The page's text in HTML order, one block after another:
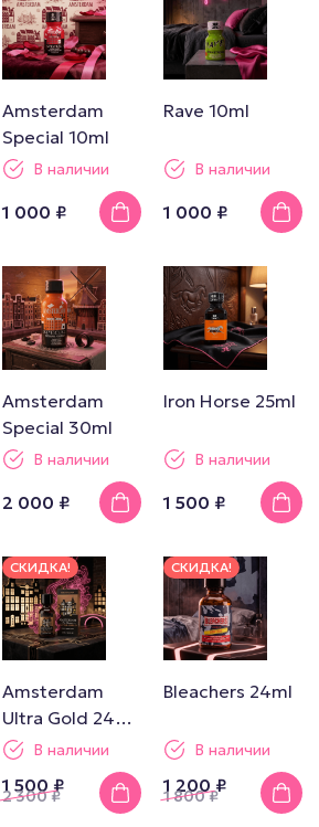
Amsterdam
Special 10ml
В наличии
1 000 ₽
Rave 10ml
В наличии
1 000 ₽
Amsterdam
Special 30ml
В наличии
2 000 ₽
Iron Horse 25ml
В наличии
1 500 ₽
СКИДКА!
Amsterdam
Ultra Gold 24ml
BoxedВ наличии
1 500 ₽
2 300₽
СКИДКА!
Bleachers 24ml
В наличии
1 200 ₽
1 800₽